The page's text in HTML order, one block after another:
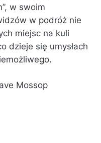
w swoim
w podróż nie
miejsc na kuli
dzieje się umysłach
Mossop